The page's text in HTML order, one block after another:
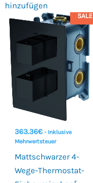
hinzufügen
SALE
363.36€ - Inklusive
Mehrwertsteuer
Mattschwarzer 4-
Wege-Thermostat-